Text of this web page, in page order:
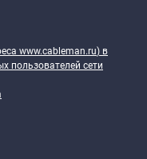
www.cableman.ru) в
пользователей сети